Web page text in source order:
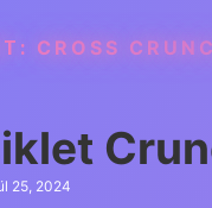
CROSS
25, 2024